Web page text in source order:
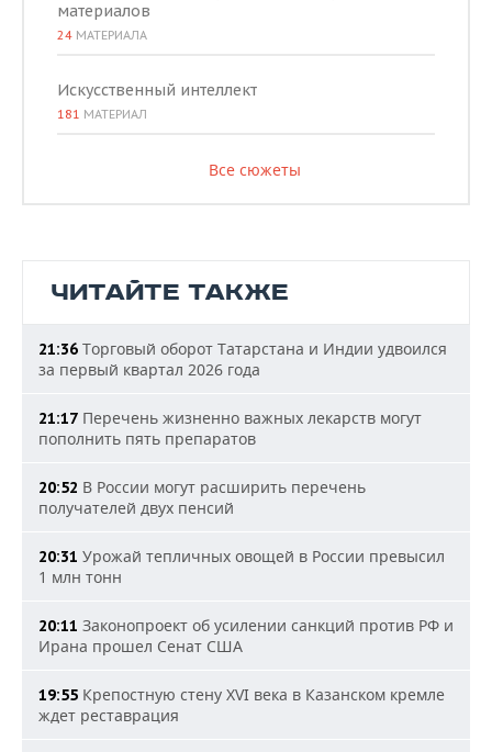
материалов
24 МАТЕРИАЛА
Искусственный интеллект
181 МАТЕРИАЛ
Все сюжеты
ЧИТАЙТЕ ТАКЖЕ
21:36 Торговый оборот Татарстана и Индии удвоился
за первый квартал 2026 года
21:17 Перечень жизненно важных лекарств могут
пополнить пять препаратов
20:52 В России могут расширить перечень
получателей двух пенсий
20:31 Урожай тепличных овощей в России превысил
1 млн тонн
20:11 Законопроект об усилении санкций против РФ и
Ирана прошел Сенат США
19:55 Крепостную стену XVI века в Казанском кремле
ждет реставрация